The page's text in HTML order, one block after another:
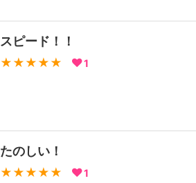
スピード！！
★★★★★ 1
たのしい！
★★★★★ 1